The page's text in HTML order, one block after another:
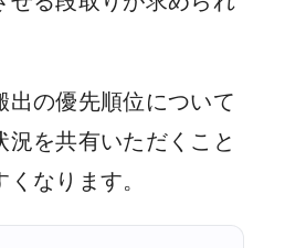
出の優先順位について
況を共有いただくこと
なります。